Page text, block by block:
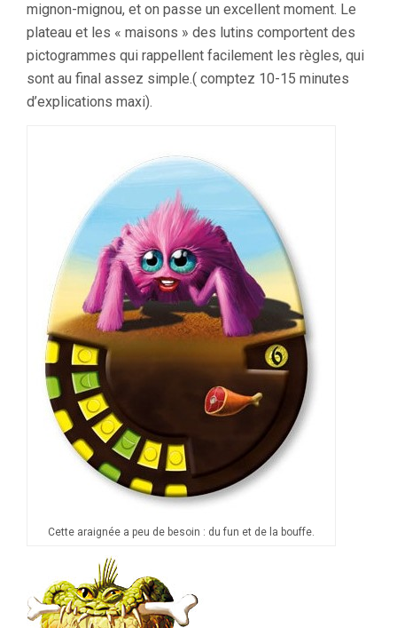
mignon-mignou, et on passe un excellent moment. Le
plateau et les « maisons » des lutins comportent des
pictogrammes qui rappellent facilement les règles, qui
sont au final assez simple.( comptez 10-15 minutes
d’explications maxi).
Cette araignée a peu de besoin : du fun et de la bouffe.